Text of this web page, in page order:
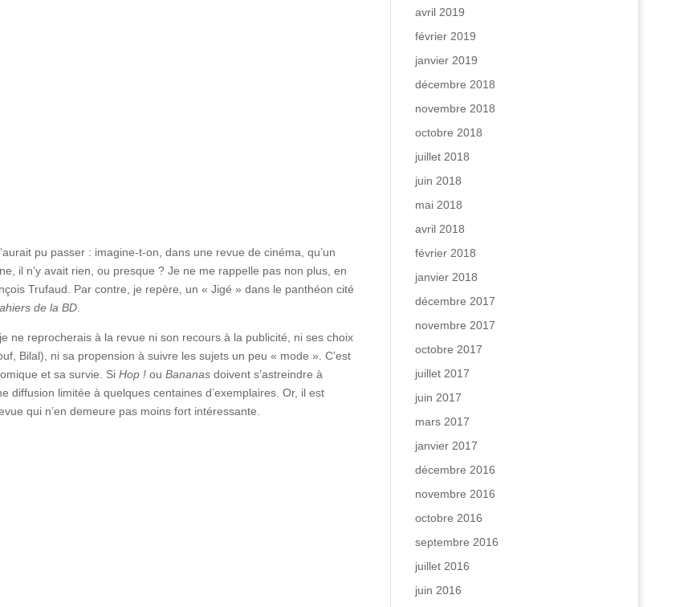
pu passer : imagine-t-on, dans une revue de cinéma, qu’un
il n’y avait rien, ou presque ? Je ne me rappelle pas non plus, en
Trufaud. Par contre, je repère, un « Jigé » dans le panthéon cité
de la BD.
ne reprocherais à la revue ni son recours à la publicité, ni ses choix
Bilal), ni sa propension à suivre les sujets un peu « mode ». C’est
et sa survie. Si Hop !ou Bananasdoivent s’astreindre à
diffusion limitée à quelques centaines d’exemplaires. Or, il est
qui n’en demeure pas moins fort intéressante.
avril 2019
février 2019
janvier 2019
décembre 2018
novembre 2018
octobre 2018
juillet 2018
juin 2018
mai 2018
avril 2018
février 2018
janvier 2018
décembre 2017
novembre 2017
octobre 2017
juillet 2017
juin 2017
mars 2017
janvier 2017
décembre 2016
novembre 2016
octobre 2016
septembre 2016
juillet 2016
juin 2016